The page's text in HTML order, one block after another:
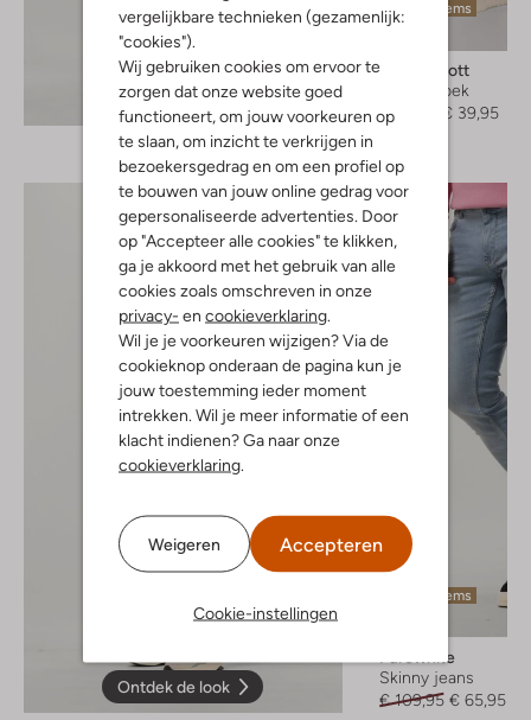
vergelijkbare technieken (gezamenlijk:
"cookies").
Wij gebruiken cookies om ervoor te
zorgen dat onze website goed
functioneert, om jouw voorkeuren op
te slaan, om inzicht te verkrijgen in
bezoekersgedrag en om een profiel op
te bouwen van jouw online gedrag voor
gepersonaliseerde advertenties. Door
op "Accepteer alle cookies" te klikken,
ga je akkoord met het gebruik van alle
cookies zoals omschreven in onze
privacy- en cookieverklaring.
Wil je je voorkeuren wijzigen? Via de
cookieknop onderaan de pagina kun je
jouw toestemming ieder moment
intrekken. Wil je meer informatie of een
klacht indienen? Ga naar onze
cookieverklaring.
Weigeren Accepteren
Cookie-instellingen
Ontdek de look
Laatste items
Lyle & Scott
Zwembroek
€ 49,95
€ 39,95
Ontdek de look
Laatste items
Purewhite
Skinny jeans
€ 109,95 € 65,95